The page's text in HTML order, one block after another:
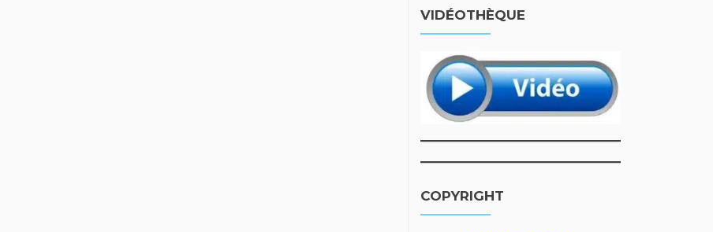
VIDÉOTHÈQUE
COPYRIGHT